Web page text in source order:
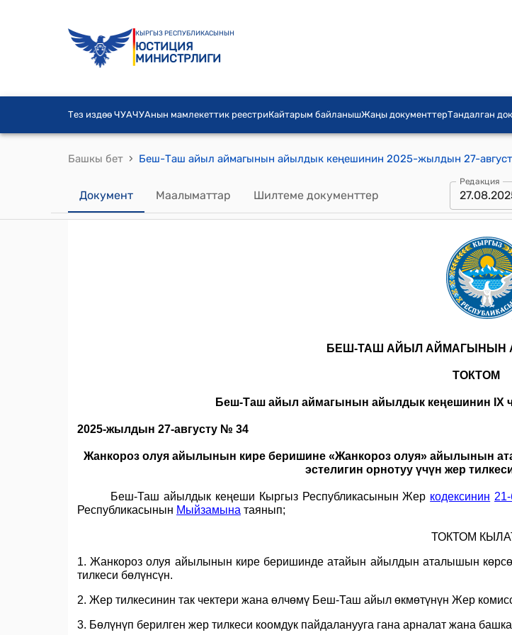
КЫРГЫЗ РЕСПУБЛИКАСЫНЫН
ЮСТИЦИЯ
МИНИСТРЛИГИ
Тез издөө ЧУАЧУАнын мамлекеттик реестриКайтарым байланышЖаңы документтерТандалган
Башкы бет ›
Документ Маалыматтар Шилтеме документтер
Редакция